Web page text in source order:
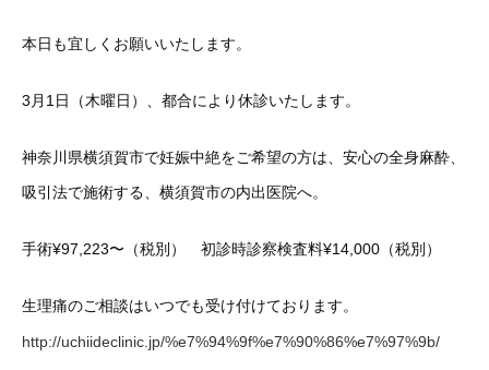
本日も宜しくお願いいたします。
3月1日（木曜日）、都合により休診いたします。
神奈川県横須賀市で妊娠中絶をご希望の方は、安心の全身麻酔、
吸引法で施術する、横須賀市の内出医院へ。
手術¥97,223〜（税別） 初診時診察検査料¥14,000（税別）
生理痛のご相談はいつでも受け付けております。
http://uchiideclinic.jp/%e7%94%9f%e7%90%86%e7%97%9b/